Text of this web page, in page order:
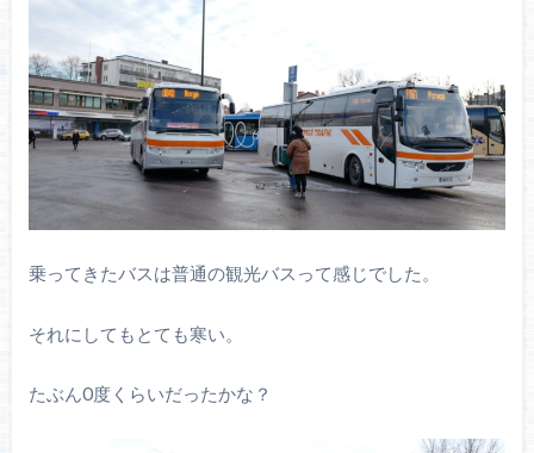
乗ってきたバスは普通の観光バスって感じでした。
それにしてもとても寒い。
たぶん0度くらいだったかな？